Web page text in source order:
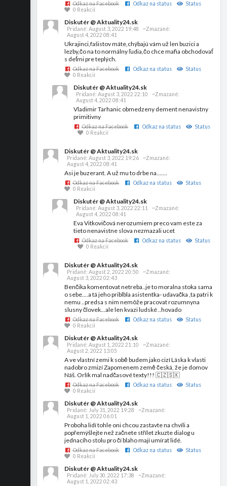
Odkaz na Facebook Odkaz na status
Status
0 Reakcií
Diskutér @ Aktuality24.sk
Pridané:August 3, 2022 19:48
~Zmazané:
August 4, 2022 08:41
Ukrajinci,fašistov máte,chýbajú vám už len buzici a
lezby,čo na to normálny ľudia,čo chce mafia obchodovať
s deťmi pre teplých.
Odkaz na Facebook Odkaz na status
Status
0 Reakcií
Diskutér @ Aktuality24.sk
Pridané:August 3, 2022 22:10
~Zmazané:
August 4, 2022 08:41
Vladimir Tarhanic obmedzeny dement nenavistny
primitivny
Odkaz na Facebook Odkaz na status
Status
0 Reakcií
Diskutér @ Aktuality24.sk
Pridané:August 3, 2022 19:26
~Zmazané:
August 4, 2022 08:41
Asi je buzerant. A už mu to drbe na.......
Odkaz na Facebook Odkaz na status
Status
0 Reakcií
Diskutér @ Aktuality24.sk
Pridané:August 3, 2022 22:11
~Zmazané:
August 4, 2022 08:41
Eva Vitkovičová nerozumiem preco vam este za
tieto nenavistne slova nezmazali ucet
Odkaz na Facebook Odkaz na status
Status
0 Reakcií
Diskutér @ Aktuality24.sk
Pridané:August 2, 2022 20:50
~Zmazané:
August 3, 2022 02:43
Benčika komentovat netreba..je to moralna stoka sama
o sebe....a tá jeho priblbla asistentka- udavačka ,ta patri k
nemu ..predsa s nim nemôže pracovat rozumnyna
slusny človek...ale len kvazi ludské ..hovado
Odkaz na Facebook Odkaz na status
Status
0 Reakcií
Diskutér @ Aktuality24.sk
Pridané:August 1, 2022 21:10
~Zmazané:
August 2, 2022 13:05
A ve vlastní zemi k sobě budem jako cizí Láska k vlasti
nadobro zmizí Zapomenem země česká, že je domov
Náš. Orlík mal nadčasové texty!!! 🇨🇿🇸🇰
Odkaz na Facebook Odkaz na status
Status
0 Reakcií
Diskutér @ Aktuality24.sk
Pridané: July 31, 2022 19:28
~Zmazané:
August 1, 2022 06:01
Proboha lidí tohle oni chcou zastavte na chvíli a
popřemýšlejte než začnete střílet zkuzte dialog u
jednacího stolu pro čí blaho mají umírat lidé.
Odkaz na Facebook Odkaz na status
Status
0 Reakcií
Diskutér @ Aktuality24.sk
Pridané: July 30, 2022 17:38
~Zmazané:
August 1, 2022 02:43